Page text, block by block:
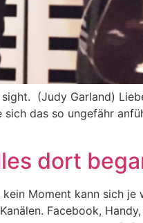
(Judy Garland)
das so ungefähr
dort
Moment kann sich
Facebook,